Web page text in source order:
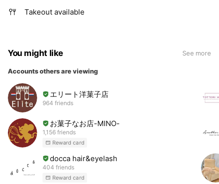
Takeout available
You might like See more
Accounts others are viewing
エリート洋菓子店
964 friends
お菓子なお店-MINO-
1,156 friends
Reward card
docca hair&eyelash
404 friends
Reward card